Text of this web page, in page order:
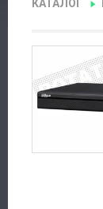
КАТАЛОГ